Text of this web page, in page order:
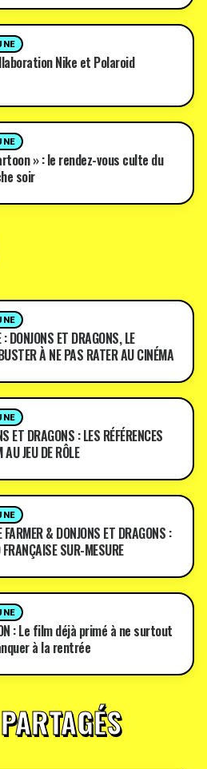
Nike et Polaroid
» : le rendez-vous culte du
soir
DONJONS ET DRAGONS, LE
À NE PAS RATER AU CINÉMA
ET DRAGONS : LES RÉFÉRENCES
AU JEU DE RÔLE
FARMER & DONJONS ET DRAGONS :
FRANÇAISE SUR-MESURE
: Le film déjà primé à ne surtout
à la rentrée